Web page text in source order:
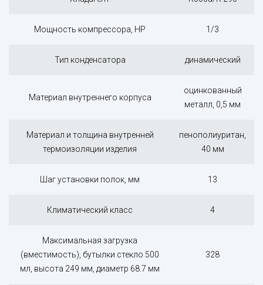
Мощность компрессора, HP 1/3
Тип конденсатора динамический
Материал внутреннего корпуса
оцинкованный
металл, 0,5 мм
Материал и толщина внутренней
термоизоляции изделия
пенополиуритан,
40 мм
Шаг установки полок, мм 13
Климатический класс 4
Максимальная загрузка
(вместимость), бутылки стекло 500
мл, высота 249 мм, диаметр 68.7 мм
328